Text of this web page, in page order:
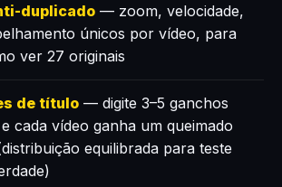
duplicado — zoom, velocidade,
únicos por vídeo, para
ver 27 originais
de título — digite 3–5 ganchos
cada vídeo ganha um queimado
equilibrada para teste